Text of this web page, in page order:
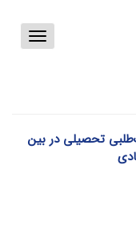
Toggle
تحصیلی در بین